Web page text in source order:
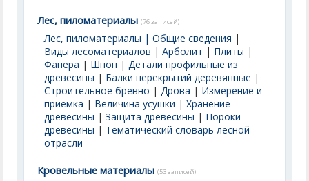
Лес, пиломатериалы (76 записей)
Лес, пиломатериалы | Общие сведения |
Виды лесоматериалов |Арболит | Плиты |
Фанера | Шпон |Детали профильные из
древесины | Балки перекрытий деревянные |
Строительное бревно |Дрова | Измерение и
приемка | Величина усушки |Хранение
древесины |Защита древесины | Пороки
древесины | Тематический словарь лесной
отрасли
Кровельные материалы (53 записей)